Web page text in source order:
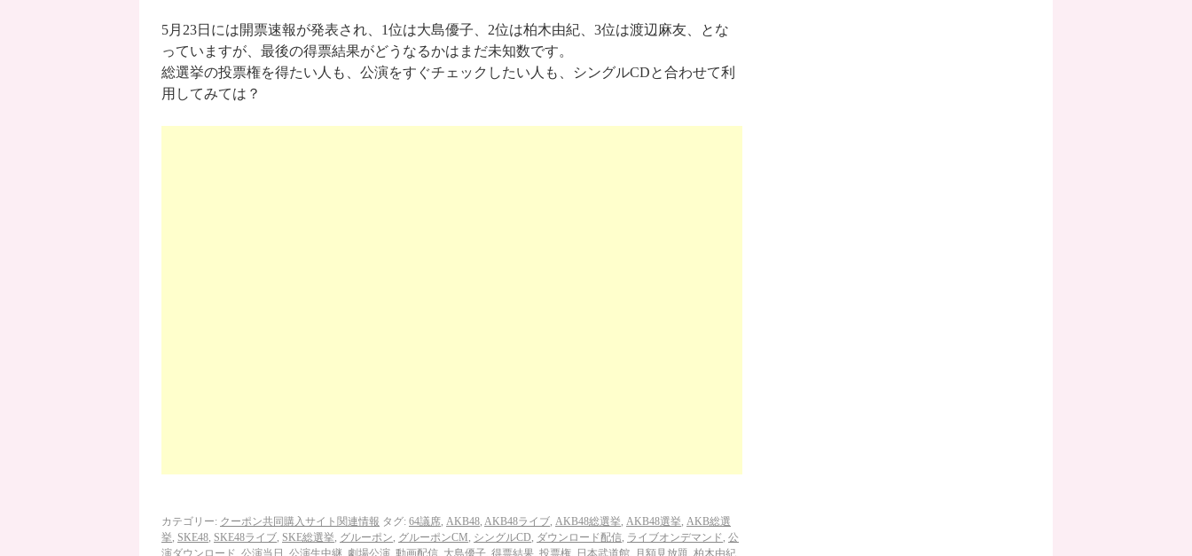
5月23日には開票速報が発表され、1位は大島優子、2位は柏木由紀、3位は渡辺麻友、とな
っていますが、最後の得票結果がどうなるかはまだ未知数です。
総選挙の投票権を得たい人も、公演をすぐチェックしたい人も、シングルCDと合わせて利
用してみては？
カテゴリー: クーポン共同購入サイト関連情報 タグ: 64議席, AKB48, AKB48ライブ, AKB48総選挙, AKB48選挙, AKB総選
挙, SKE48, SKE48ライブ, SKE総選挙, グルーポン, グルーポンCM, シングルCD, ダウンロード配信, ライブオンデマンド, 公
演ダウンロード, 公演当日 , 公演生中継, 劇場公演, 動画配信, 大島優子, 得票結果, 投票権, 日本武道館, 月額見放題, 柏木由紀,